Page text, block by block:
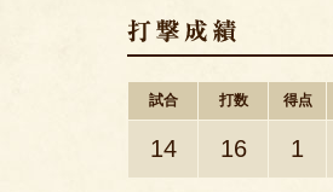
試合 打数 得点
14 16 1